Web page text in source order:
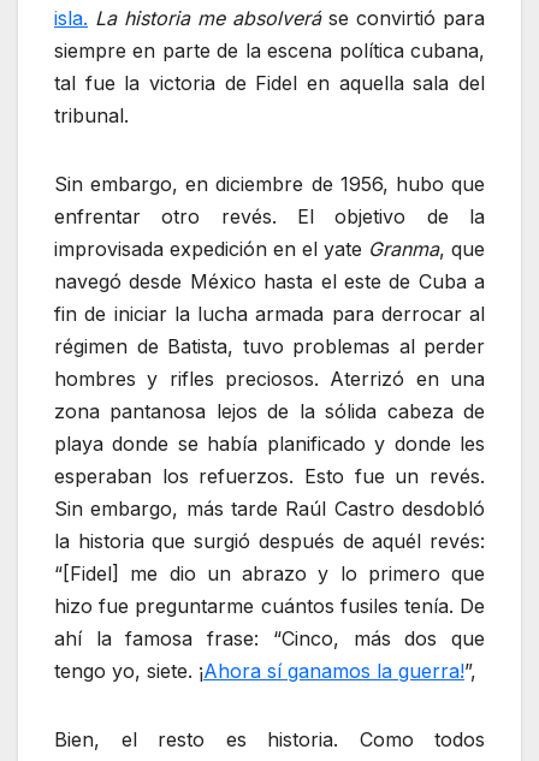
isla. La historia me absolveráse convirtió para
siempre en parte de la escena política cubana,
tal fue la victoria de Fidel en aquella sala del
tribunal.
Sin embargo, en diciembre de 1956, hubo que
enfrentar otro revés. El objetivo de la
improvisada expedición en el yate Granma, que
navegó desde México hasta el este de Cuba a
fin de iniciar la lucha armada para derrocar al
régimen de Batista, tuvo problemas al perder
hombres y rifles preciosos. Aterrizó en una
zona pantanosa lejos de la sólida cabeza de
playa donde se había planificado y donde les
esperaban los refuerzos. Esto fue un revés.
Sin embargo, más tarde Raúl Castro desdobló
la historia que surgió después de aquél revés:
“[Fidel] me dio un abrazo y lo primero que
hizo fue preguntarme cuántos fusiles tenía. De
ahí la famosa frase: “Cinco, más dos que
tengo yo, siete. ¡Ahora sí ganamos la guerra!”,
Bien, el resto es historia. Como todos